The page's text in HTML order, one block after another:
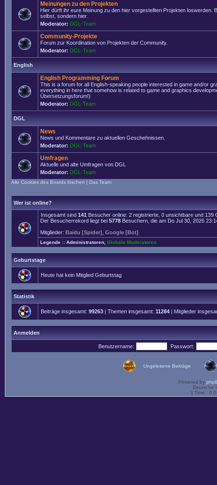
Meinungen zu den Projekten
Hier dürft ihr eure Meinung zu den hier vorgestellten Projekten loswerden.
selbst, sondern hier.
Moderator: DGL-Team
Community-Projekte
Forum zur Koordination von Projekten der Community.
Moderator: DGL-Team
English
English Programming Forum
This is a forum for all English-speaking people interested in game and/or
everything in here that somehow is related to game and graphics
Übersetzungsforum!)
Moderator: DGL-Team
DGL
News
News und Kommentare zu aktuellen Geschehnissen.
Moderator: DGL-Team
Umfragen
Aktuelle und alte Umfragen von DGL
Moderator: DGL-Team
Alle Cookies des Boards löschen | Das Team
Wer ist online?
Insgesamt sind 141 Besucher online: 2 registrierte, 0 unsichtbare und
Der Besucherrekord liegt bei 5778 Besuchern, die am Do Jul 30, 2026
Mitglieder: Baidu [Spider] Google [Bot]
Legende :: Administratoren Globale Moderatoren
Geburtstage
Heute hat kein Mitglied Geburtstag
Statistik
Beiträge insgesamt: 99263 | Themen insgesamt: 11284 | Mitglieder
Anmelden
Benutzername: Passwort:
Ungelesene Beiträge
Powered by
Deutsche
[ Time :